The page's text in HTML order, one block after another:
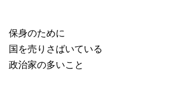
保身のために
国を売りさばいている
政治家の多いこと